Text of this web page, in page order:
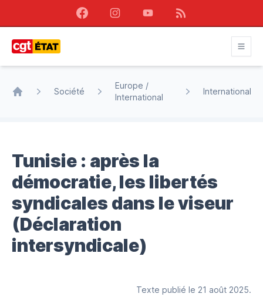
FacebookInstagramYoutubeRSS
Société
Europe /
International
International
Tunisie : après la
démocratie, les libertés
syndicales dans le viseur
(Déclaration
intersyndicale)
Texte publié le 21 août 2025.